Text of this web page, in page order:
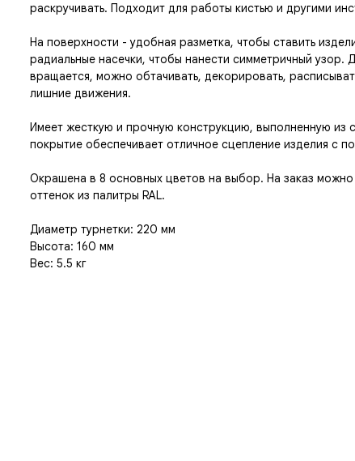
раскручивать. Подходит для работы кистью и другими
На поверхности - удобная разметка, чтобы ставить
радиальные насечки, чтобы нанести симметричный узор.
вращается, можно обтачивать, декорировать,
лишние движения.
Имеет жесткую и прочную конструкцию, выполненную из
покрытие обеспечивает отличное сцепление изделия с
Окрашена в 8 основных цветов на выбор. На заказ
оттенок из палитры RAL.
Диаметр турнетки: 220 мм
Высота: 160 мм
Вес: 5.5 кг